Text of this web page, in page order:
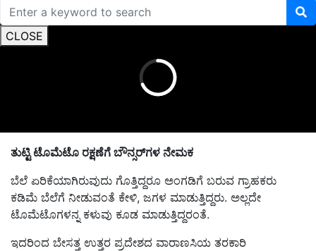
CLOSE
ADVERTISEMENT
ತುಟ್ಟಿ ಟೊಮೆಟೊ ರಕ್ಷಣೆಗೆ ಬೌನ್ಸರ್‌ಗಳ ನೇಮಕ
ಬೆಲೆ ಏರಿಕೆಯಾಗಿರುವುದು ಗೊತ್ತಿದ್ದರೂ ಅಂಗಡಿಗೆ ಬರುವ ಗ್ರಾಹಕರು
ಕಡಿಮೆ ಬೆಲೆಗೆ ನೀಡುವಂತೆ ಕೇಳಿ, ಜಗಳ ಮಾಡುತ್ತಿದ್ದರು. ಅಲ್ಲದೇ
ಟೊಮೆಟೊಗಳನ್ನ ಕಳುವು ಕೂಡ ಮಾಡುತ್ತಿದ್ದರಂತೆ.
ಇದರಿಂದ ಬೇಸತ್ತ ಉತ್ತರ ಪ್ರದೇಶದ ವಾರಾಣಸಿಯ ತರಕಾರಿ